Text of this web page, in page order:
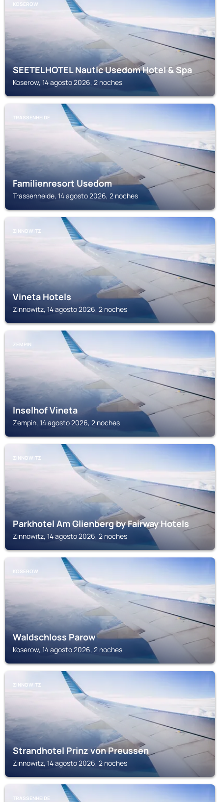
KOSEROW
SEETELHOTEL Nautic Usedom Hotel & Spa
Koserow, 14 agosto 2026, 2 noches
TRASSENHEIDE
Familienresort Usedom
Trassenheide, 14 agosto 2026, 2 noches
ZINNOWITZ
Vineta Hotels
Zinnowitz, 14 agosto 2026, 2 noches
ZEMPIN
Inselhof Vineta
Zempin, 14 agosto 2026, 2 noches
ZINNOWITZ
Parkhotel Am Glienberg by Fairway Hotels
Zinnowitz, 14 agosto 2026, 2 noches
KOSEROW
Waldschloss Parow
Koserow, 14 agosto 2026, 2 noches
ZINNOWITZ
Strandhotel Prinz von Preussen
Zinnowitz, 14 agosto 2026, 2 noches
TRASSENHEIDE